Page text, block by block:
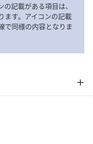
の記載がある項目は、
ます。アイコンの記載
で同様の内容となりま